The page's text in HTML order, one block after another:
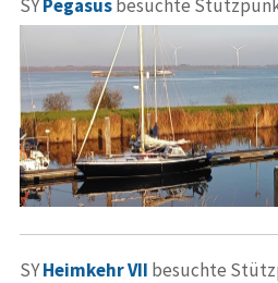
SYPegasusbesuchte
SYHeimkehr VII besuchte